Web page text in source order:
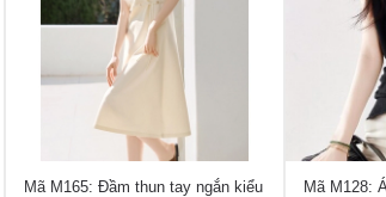
Mã M165: Đầm thun tay ngắn kiểu
Mã M128: